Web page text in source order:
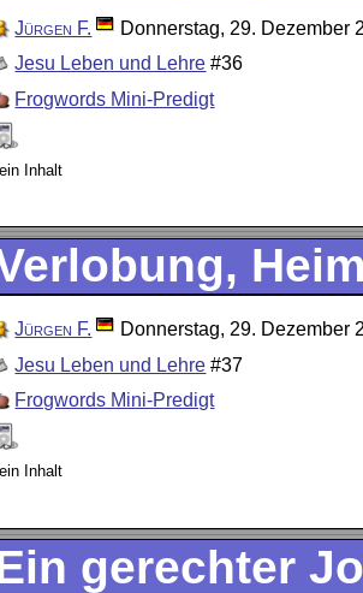
Jürgen F.
Donnerstag, 29. Dezember
Jesu Leben und Lehre #36
Frogwords Mini-Predigt
Inhalt
Jürgen F.
Donnerstag, 29. Dezember
Jesu Leben und Lehre #37
Frogwords Mini-Predigt
Inhalt
gerechter